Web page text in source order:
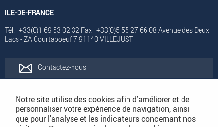
ILE-DE-FRANCE
Tél. : +33(0)1 69 53 02 32 Fax : +33(0)5 55 27 66 08 Avenue des Deux
Lacs - ZA Courtaboeuf 7 91140 VILLEJUST
Contactez-nous
Notre site utilise des cookies afin d'améliorer et de
personnaliser votre expérience de navigation, ainsi
que pour l'analyse et les indicateurs concernant nos